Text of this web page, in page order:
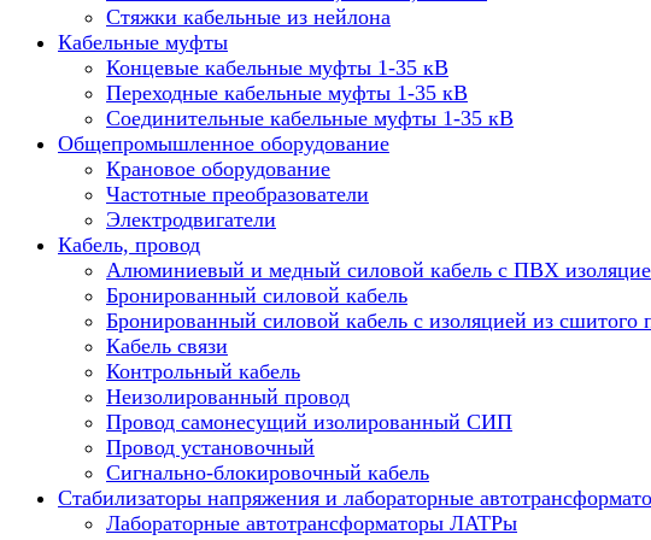
Стяжки кабельные из нейлона
Кабельные муфты
Концевые кабельные муфты 1-35 кВ
Переходные кабельные муфты 1-35 кВ
Соединительные кабельные муфты 1-35 кВ
Общепромышленное оборудование
Крановое оборудование
Частотные преобразователи
Электродвигатели
Кабель, провод
Алюминиевый и медный силовой кабель с ПВХ
Бронированный силовой кабель
Бронированный силовой кабель с изоляцией из сшитого
Кабель связи
Контрольный кабель
Неизолированный провод
Провод самонесущий изолированный СИП
Провод установочный
Сигнально-блокировочный кабель
Стабилизаторы напряжения и лабораторные
Лабораторные автотрансформаторы ЛАТРы